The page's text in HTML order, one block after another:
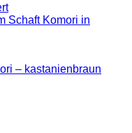
– kastanienbraun